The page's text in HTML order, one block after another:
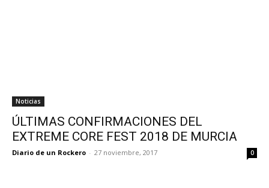
Noticias
ÚLTIMAS CONFIRMACIONES DEL
EXTREME CORE FEST 2018 DE MURCIA
Diario de un Rockero - 27 noviembre, 2017 0